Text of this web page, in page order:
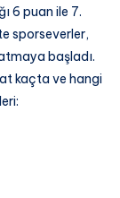
6 puan ile 7.
sporseverler,
başladı.
kaçta ve hangi